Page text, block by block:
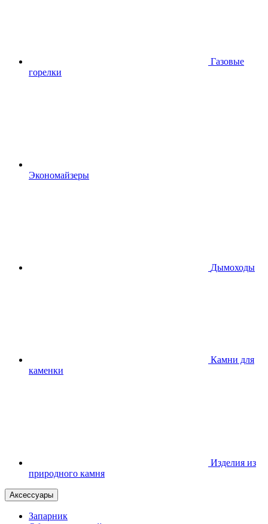
Газовые
горелки
Экономайзеры
Дымоходы
Камни для
каменки
Изделия из
природного камня
Аксессуары
Запарник